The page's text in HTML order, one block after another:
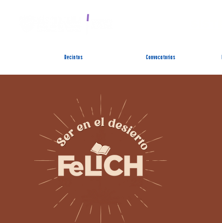
Recintos Convocatorias